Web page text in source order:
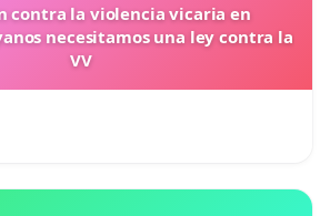
contra la violencia vicaria en
necesitamos una ley contra la
VV